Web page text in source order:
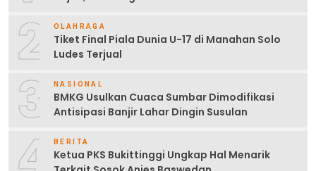
2 OLAHRAGA
Tiket Final Piala Dunia U-17 di Manahan Solo
Ludes Terjual
3 NASIONAL
BMKG Usulkan Cuaca Sumbar Dimodifikasi
Antisipasi Banjir Lahar Dingin Susulan
BERITA
Ketua PKS Bukittinggi Ungkap Hal Menarik